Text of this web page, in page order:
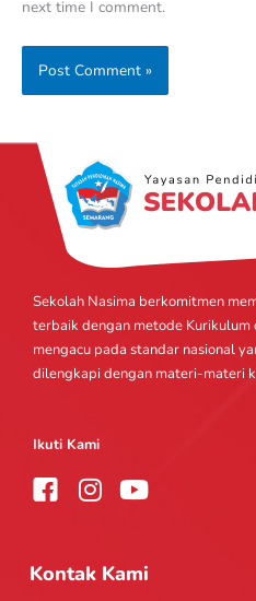
next time I comment.
Sekolah Nasima berkomitmen
terbaik dengan metode Kurikulum
mengacu pada standar nasional
dilengkapi dengan materi-materi
Ikuti Kami
I
t
Y
t
Kontak Kami